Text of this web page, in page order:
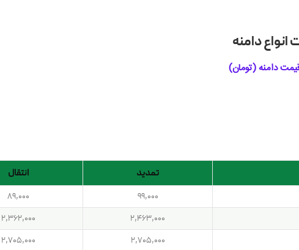
انواع دامنه
دامنه (تومان)
تمدید انتقال
99,000
89,000
2,463,000
2,362,000
2,705,000
2,705,000